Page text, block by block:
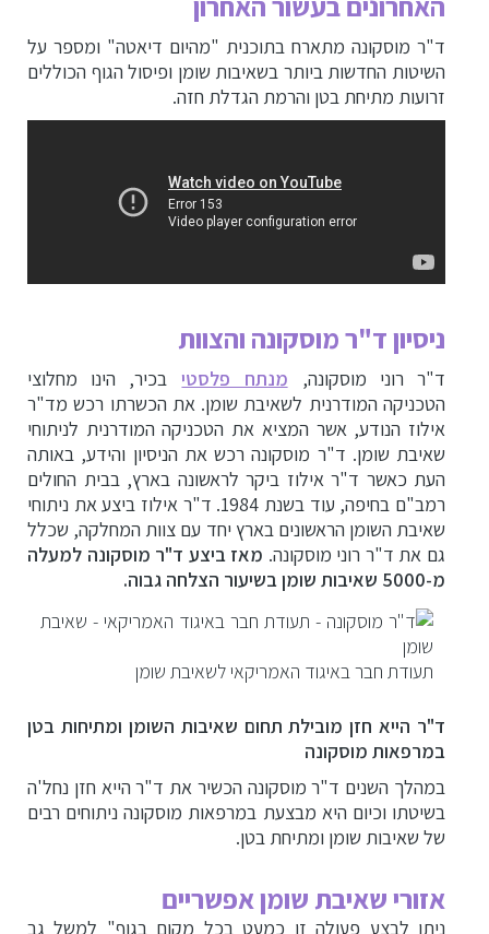
ד"ר מוסקונה מתארח בתוכנית "מהיום דיאטה" ומספר על
השיטות החדשות ביותר בשאיבות שומן ופיסול הגוף הכוללים
זרועות מתיחת בטן והרמת הגדלת חזה.
ניסיון ד"ר מוסקונה והצוות
ד"ר רוני מוסקונה, מנתח פלסטי בכיר, הינו מחלוצי
הטכניקה המודרנית לשאיבת שומן. את הכשרתו רכש מד"ר
אילוז הנודע, אשר המציא את הטכניקה המודרנית לניתוחי
שאיבת שומן. ד"ר מוסקונה רכש את הניסיון והידע, באותה
העת כאשר ד"ר אילוז ביקר לראשונה בארץ, בבית החולים
רמב"ם בחיפה, עוד בשנת 1984. ד"ר אילוז ביצע את ניתוחי
שאיבת השומן הראשונים בארץ יחד עם צוות המחלקה, שכלל
גם את ד"ר רוני מוסקונה. מאז ביצע ד"ר מוסקונה למעלה
מ-5000 שאיבות שומן בשיעור הצלחה גבוה.
תעודת חבר באיגוד האמריקאי לשאיבת שומן
ד"ר הייא חזן מובילת תחום שאיבות השומן ומתיחות בטן
במרפאות מוסקונה
במהלך השנים ד"ר מוסקונה הכשיר את ד"ר הייא חזן נחל'ה
בשיטתו וכיום היא מבצעת במרפאות מוסקונה ניתוחים רבים
של שאיבות שומן ומתיחת בטן.
אזורי שאיבת שומן אפשריים
ניתן לבצע פעולה זו כמעט בכל מקום בגוף" למשל גב